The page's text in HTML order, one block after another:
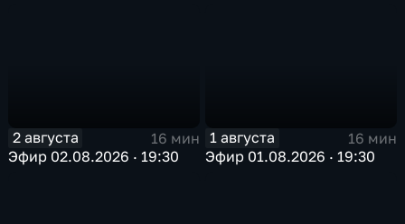
2 августа
16 мин
Эфир 02.08.2026 · 19:30
1 августа
16 мин
Эфир 01.08.2026 · 19:30